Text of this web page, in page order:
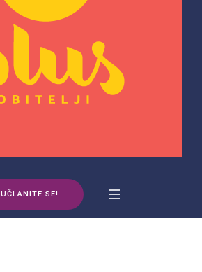
UČLANITE SE!